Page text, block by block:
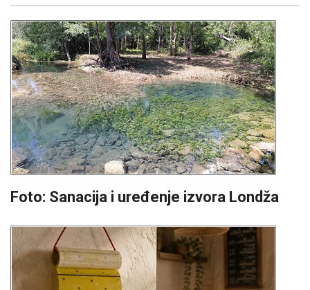
Foto: Sanacija i uređenje izvora Londža